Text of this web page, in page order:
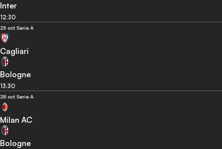
Inter
12:30
25 oct. Serie A
Cagliari
Bologne
13:30
28 oct. Serie A
Milan AC
Bologne